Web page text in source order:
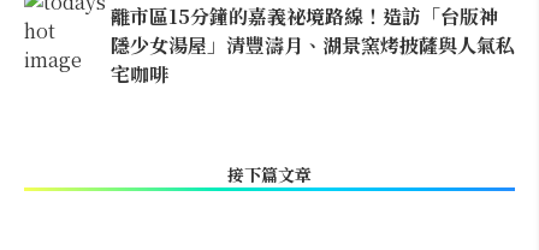
離市區15分鐘的嘉義祕境路線！造訪「台版神
隱少女湯屋」清豐濤月、湖景窯烤披薩與人氣私
宅咖啡
接下篇文章